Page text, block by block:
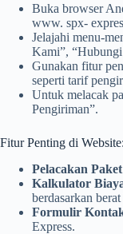
Buka browser
www. spx-
Jelajahi menu-
Kami”, “Hubungi
Gunakan fitur
seperti tarif
Untuk melacak
Pengiriman”.
Fitur Penting di Website:
Pelacakan Paket
Kalkulator
berdasarkan
Formulir
Express.